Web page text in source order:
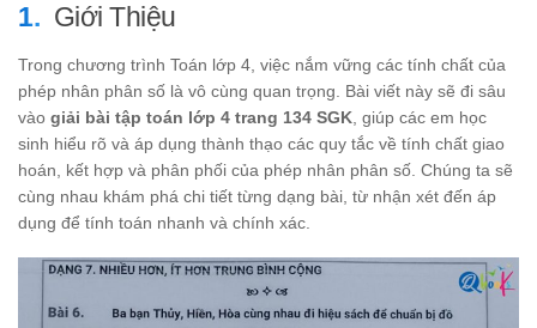
Giới Thiệu
Trong chương trình Toán lớp 4, việc nắm vững các tính chất của
phép nhân phân số là vô cùng quan trọng. Bài viết này sẽ đi sâu
vào giải bài tập toán lớp 4 trang 134 SGK, giúp các em học
sinh hiểu rõ và áp dụng thành thạo các quy tắc về tính chất giao
hoán, kết hợp và phân phối của phép nhân phân số. Chúng ta sẽ
cùng nhau khám phá chi tiết từng dạng bài, từ nhận xét đến áp
dụng để tính toán nhanh và chính xác.